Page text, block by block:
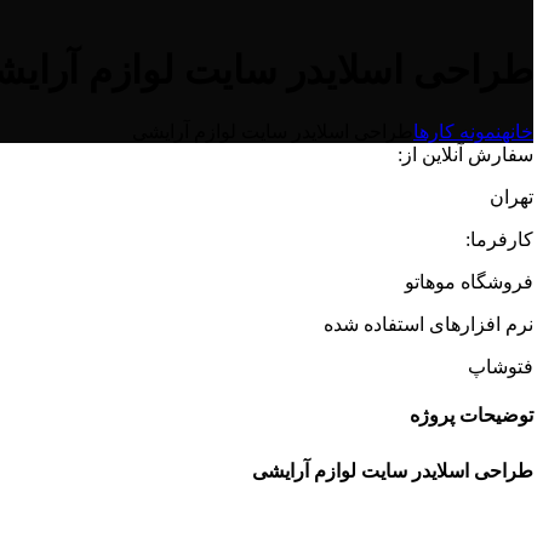
خانهنمونه کارها
سفارش آنلاین از:
تهران
کارفرما:
فروشگاه موهاتو
نرم افزارهای استفاده شده
فتوشاپ
توضیحات پروژه
طراحی اسلایدر سایت لوازم آرایشی